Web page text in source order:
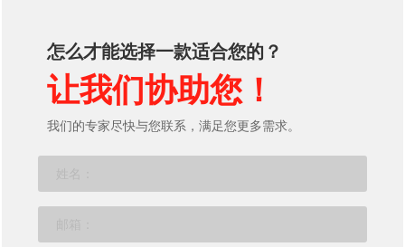
怎么才能选择一款适合您的？
让我们协助您！
我们的专家尽快与您联系，满足您更多需求。